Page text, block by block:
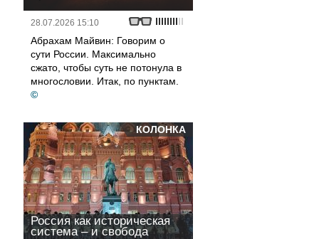
28.07.2026 15:10
Абрахам Майвин: Говорим о
сути России. Максимально
сжато, чтобы суть не потонула в
многословии. Итак, по пунктам.
©
КОЛОНКА
Россия как историческая
система – и свобода